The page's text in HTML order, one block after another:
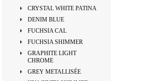
CRYSTAL WHITE PATINA
DENIM BLUE
FUCHSIA CAL
FUCHSIA SHIMMER
GRAPHITE LIGHT
CHROME
GREY METALLISÉE